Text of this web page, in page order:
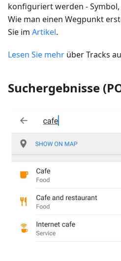
konfiguriert werden - Symbol,
Wie man einen Wegpunkt
Sie im Artikel.
Lesen Sie mehr über Tracks
Suchergebnisse